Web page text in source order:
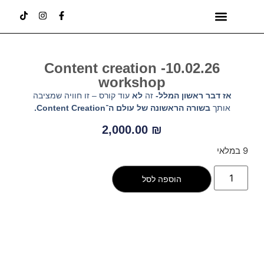
10.02.26- Content creation
workshop
אז דבר ראשון המלל- זהלא עוד קורס – זו חוויה שמציבה
אותךבשורה הראשונה של עולם ה־Content Creation.
2,000.00 ₪
9 במלאי
הוספה לסל